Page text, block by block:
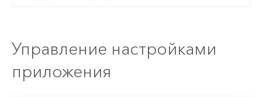
Управление настройками
приложения